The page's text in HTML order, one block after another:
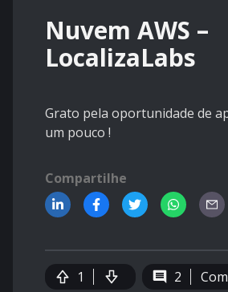
Nuvem AWS –
LocalizaLabs
Grato pela oportunidade de
um pouco !
Compartilhe
1 2